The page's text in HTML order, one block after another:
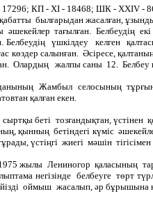
КП - ХІ - 18468; ШК - ХХІV
былғарыдан жасалған,
әшекейлер тағылған.
Белбеудің үшкілдеу келген
салынған. Әсіресе,
Олардың жалпы саны 12. Белбеу
Жамбыл селосының
қалған екен.
беті тозғандықтан,
қынның бетіндегі күміс
үстіңгі жиегі мәшін
жылы Лениногор қаласының
негізінде белбеуге
оймыш жасалып, әр